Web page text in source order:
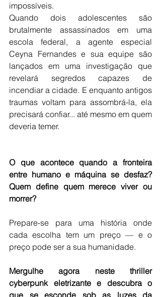
impossíveis.
Quando dois adolescentes são
brutalmente assassinados em uma
escola federal, a agente especial
Ceyna Fernandes e sua equipe são
lançados em uma investigação que
revelará segredos capazes de
incendiar a cidade. E enquanto antigos
traumas voltam para assombrá-la, ela
precisará confiar... até mesmo em quem
deveria temer.
O que acontece quando a fronteira
entre humano e máquina se desfaz?
Quem define quem merece viver ou
morrer?
Prepare-se para uma história onde
cada escolha tem um preço — e o
preço pode ser a sua humanidade.
Mergulhe agora neste thriller
cyberpunk eletrizante e descubra o